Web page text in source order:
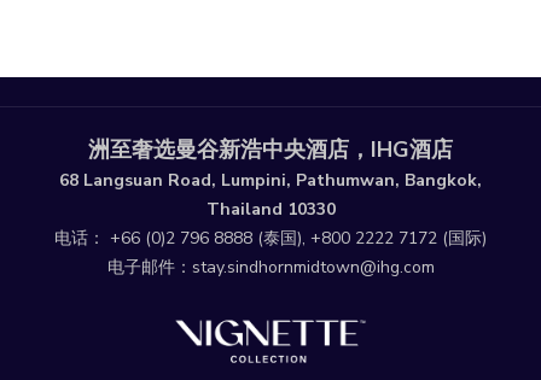
洲至奢选曼谷新浩中央酒店，IHG酒店
68 Langsuan Road, Lumpini, Pathumwan, Bangkok,
Thailand 10330
电话： +66 (0)2 796 8888 (泰国), +800 2222 7172 (国际)
电子邮件： stay.sindhornmidtown@ihg.com